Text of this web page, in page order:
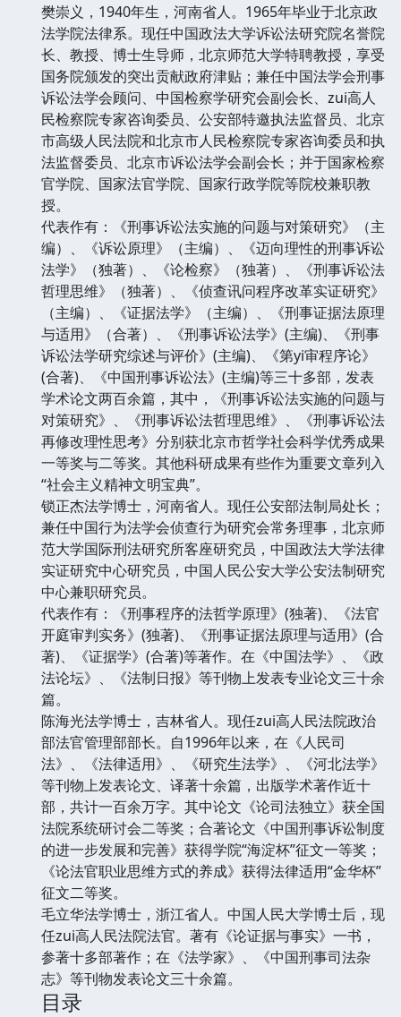
樊崇义，1940年生，河南省人。1965年毕业于北京政
法学院法律系。现任中国政法大学诉讼法研究院名誉院
长、教授、博士生导师，北京师范大学特聘教授，享受
国务院颁发的突出贡献政府津贴；兼任中国法学会刑事
诉讼法学会顾问、中国检察学研究会副会长、zui高人
民检察院专家咨询委员、公安部特邀执法监督员、北京
市高级人民法院和北京市人民检察院专家咨询委员和执
法监督委员、北京市诉讼法学会副会长；并于国家检察
官学院、国家法官学院、国家行政学院等院校兼职教
授。
代表作有：《刑事诉讼法实施的问题与对策研究》（主
编）、《诉讼原理》（主编）、《迈向理性的刑事诉讼
法学》（独著）、《论检察》（独著）、《刑事诉讼法
哲理思维》（独著）、《侦查讯问程序改革实证研究》
（主编）、《证据法学》（主编）、《刑事证据法原理
与适用》（合著）、《刑事诉讼法学》(主编)、《刑事
诉讼法学研究综述与评价》(主编)、《第yi审程序论》
(合著)、《中国刑事诉讼法》(主编)等三十多部，发表
学术论文两百余篇，其中，《刑事诉讼法实施的问题与
对策研究》、《刑事诉讼法哲理思维》、《刑事诉讼法
再修改理性思考》分别获北京市哲学社会科学优秀成果
一等奖与二等奖。其他科研成果有些作为重要文章列入
“社会主义精神文明宝典”。
锁正杰法学博士，河南省人。现任公安部法制局处长；
兼任中国行为法学会侦查行为研究会常务理事，北京师
范大学国际刑法研究所客座研究员，中国政法大学法律
实证研究中心研究员，中国人民公安大学公安法制研究
中心兼职研究员。
代表作有：《刑事程序的法哲学原理》(独著)、《法官
开庭审判实务》(独著)、《刑事证据法原理与适用》(合
著)、《证据学》(合著)等著作。在《中国法学》、《政
法论坛》、《法制日报》等刊物上发表专业论文三十余
篇。
陈海光法学博士，吉林省人。现任zui高人民法院政治
部法官管理部部长。自1996年以来，在《人民司
法》、《法律适用》、《研究生法学》、《河北法学》
等刊物上发表论文、译著十余篇，出版学术著作近十
部，共计一百余万字。其中论文《论司法独立》获全国
法院系统研讨会二等奖；合著论文《中国刑事诉讼制度
的进一步发展和完善》获得学院“海淀杯”征文一等奖；
《论法官职业思维方式的养成》获得法律适用“金华杯”
征文二等奖。
毛立华法学博士，浙江省人。中国人民大学博士后，现
任zui高人民法院法官。著有《论证据与事实》一书，
参著十多部著作；在《法学家》、《中国刑事司法杂
志》等刊物发表论文三十余篇。
目录